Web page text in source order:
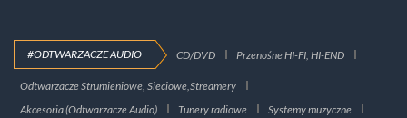
#ODTWARZACZE AUDIO CD/DVD Przenośne HI-FI, HI-END
Odtwarzacze Strumieniowe, Sieciowe,Streamery
Akcesoria (Odtwarzacze Audio)
Tunery radiowe
Systemy muzyczne